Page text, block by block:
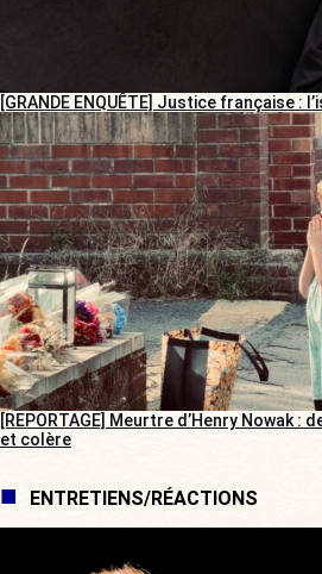
[GRANDE ENQUÊTE] Justice française :
[REPORTAGE] Meurtre d’Henry Nowak
et colère
ENTRETIENS/RÉACTIONS